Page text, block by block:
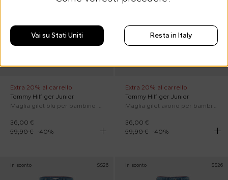
Extra 20% al carrello
Tommy Hilfiger Junior
Maglia gilet blu per bambino con logo
36,00 €
59,90 € -40%
Extra 20% al carrello
Tommy Hilfiger Junior
Maglia gilet avorio per bambino
36,00 €
59,90 €
-40%
In sconto SS26 In sconto SS26
Vai su Stati Uniti Resta in Italy